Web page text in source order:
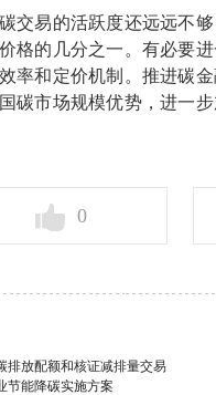
交易的活跃度还远远不
格的几分之一。有必要
率和定价机制。推进碳
碳市场规模优势，进一
0
排放配额和核证减排量交易
节能降碳实施方案